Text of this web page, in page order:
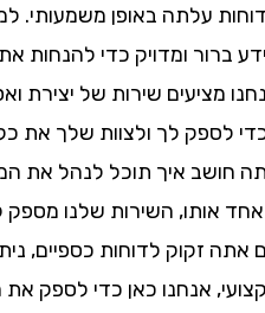
עלתה באופן משמעותי.
ומדויק כדי להנחות את
שירות של יצירת
לך ולצוות שלך את כל
איך תוכל לנהל את המידע
השירות שלנו מספק לך
לדוחות כספיים, ניתוחי
אנחנו כאן כדי לספק את